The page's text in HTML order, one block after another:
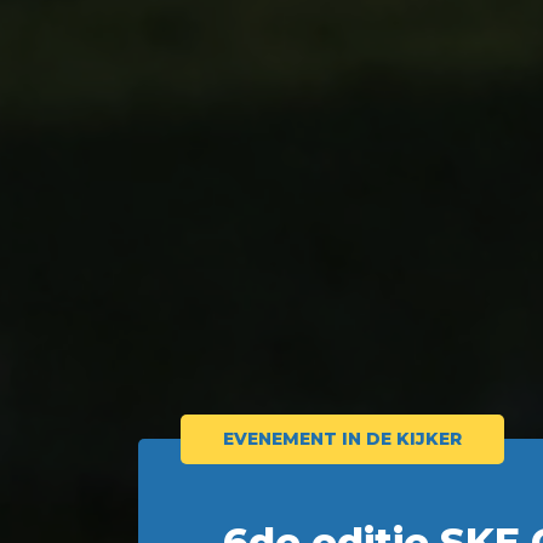
EVENEMENT IN DE KIJKER